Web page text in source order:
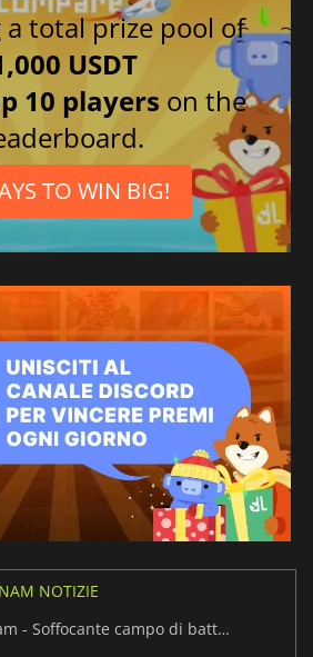
total prize pool of
USDT
10 players on the
TO WIN BIG!
NOTIZIE
Hell Let Loose: Vietnam - Soffocante campo di battaglia nella giungla